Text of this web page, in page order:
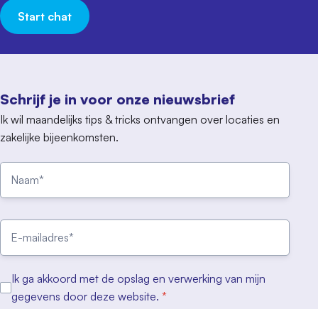
Schrijf je in voor onze nieuwsbrief
Ik wil maandelijks tips & tricks ontvangen over locaties en
zakelijke bijeenkomsten.
Ik ga akkoord met de opslag en verwerking van mijn
gegevens door deze website. *
Start chat